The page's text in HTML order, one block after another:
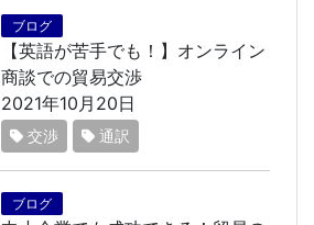
ブログ
【英語が苦手でも！】オンライン
商談での貿易交渉
2021年10月20日
交渉 通訳
ブログ